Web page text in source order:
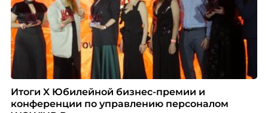
Итоги X Юбилейной бизнес-премии и
конференции по управлению персоналом